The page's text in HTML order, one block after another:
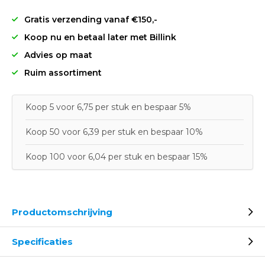
Gratis verzending vanaf €150,-
Koop nu en betaal later met Billink
Advies op maat
Ruim assortiment
Koop 5 voor 6,75 per stuk en bespaar 5%
Koop 50 voor 6,39 per stuk en bespaar 10%
Koop 100 voor 6,04 per stuk en bespaar 15%
Productomschrijving
Specificaties